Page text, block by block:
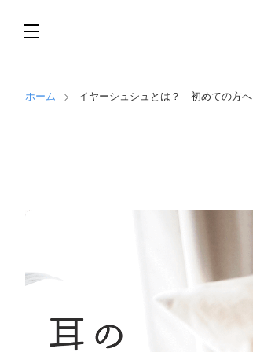
ホーム イヤーシュシュとは？ 初めての方へ